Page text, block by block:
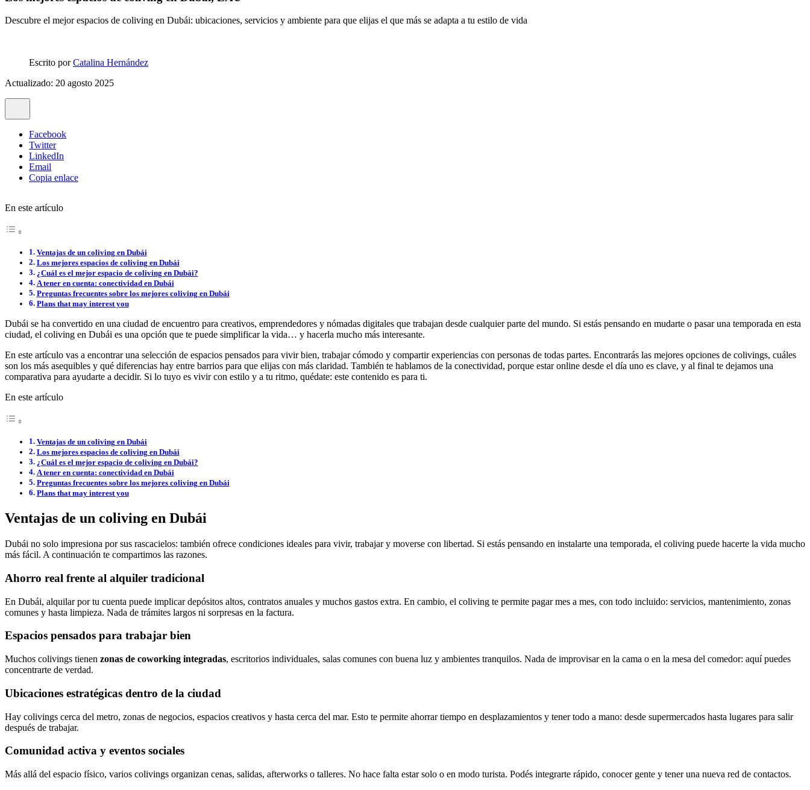
Descubre el mejor espacios de coliving en Dubái: ubicaciones, servicios y ambiente para que elijas el que más se adapta a tu estilo de vida
Escrito porCatalina Hernández
Actualizado: 20 agosto 2025
Facebook
Twitter
LinkedIn
Email
Copia enlace
En este artículo
Ventajas de un coliving en Dubái
Los mejores espacios de coliving en Dubái
¿Cuál es el mejor espacio de coliving en Dubái?
A tener en cuenta: conectividad en Dubái
Preguntas frecuentes sobre los mejores coliving en Dubái
Plans that may interest you
Dubái se ha convertido en una ciudad de encuentro para creativos, emprendedores y nómadas digitales que trabajan desde cualquier parte del mundo. Si estás pensando en mudarte o pasar una temporada en esta
ciudad, el coliving en Dubái es una opción que te puede simplificar la vida… y hacerla mucho más interesante.
En este artículo vas a encontrar una selección de espacios pensados para vivir bien, trabajar cómodo y compartir experiencias con personas de todas partes. Encontrarás las mejores opciones de colivings, cuáles
son los más asequibles y qué diferencias hay entre barrios para que elijas con más claridad. También te hablamos de la conectividad, porque estar online desde el día uno es clave, y al final te dejamos una
comparativa para ayudarte a decidir. Si lo tuyo es vivir con estilo y a tu ritmo, quédate: este contenido es para ti.
En este artículo
Ventajas de un coliving en Dubái
Los mejores espacios de coliving en Dubái
¿Cuál es el mejor espacio de coliving en Dubái?
A tener en cuenta: conectividad en Dubái
Preguntas frecuentes sobre los mejores coliving en Dubái
Plans that may interest you
Ventajas de un coliving en Dubái
Dubái no solo impresiona por sus rascacielos: también ofrece condiciones ideales para vivir, trabajar y moverse con libertad. Si estás pensando en instalarte una temporada, el coliving puede hacerte la vida mucho
más fácil. A continuación te compartimos las razones.
Ahorro real frente al alquiler tradicional
En Dubái, alquilar por tu cuenta puede implicar depósitos altos, contratos anuales y muchos gastos extra. En cambio, el coliving te permite pagar mes a mes, con todo incluido: servicios, mantenimiento, zonas
comunes y hasta limpieza. Nada de trámites largos ni sorpresas en la factura.
Espacios pensados para trabajar bien
Muchos colivings tienen zonas de coworking integradas, escritorios individuales, salas comunes con buena luz y ambientes tranquilos. Nada de improvisar en la cama o en la mesa del comedor: aquí puedes
concentrarte de verdad.
Ubicaciones estratégicas dentro de la ciudad
Hay colivings cerca del metro, zonas de negocios, espacios creativos y hasta cerca del mar. Esto te permite ahorrar tiempo en desplazamientos y tener todo a mano: desde supermercados hasta lugares para salir
después de trabajar.
Comunidad activa y eventos sociales
Más allá del espacio físico, varios colivings organizan cenas, salidas, afterworks o talleres. No hace falta estar solo o en modo turista. Podés integrarte rápido, conocer gente y tener una nueva red de contactos.